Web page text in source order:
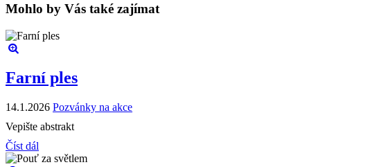
Mohlo by Vás také zajímat
Farní ples
14.1.2026 Pozvánky na akce
Vepište abstrakt
Číst dál